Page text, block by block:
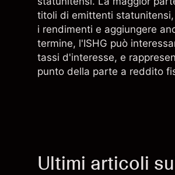
titoli di emittenti
i rendimenti e aggiungere
termine, l'ISHG può
tassi d'interesse, e
punto della parte a reddito
Ultimi articoli